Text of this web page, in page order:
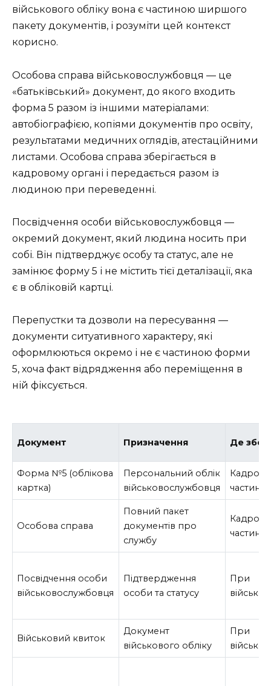
військового обліку вона є частиною ширшого
пакету документів, і розуміти цей контекст
корисно.
Особова справа військовослужбовця — це
«батьківський» документ, до якого входить
форма 5 разом із іншими матеріалами:
автобіографією, копіями документів про освіту,
результатами медичних оглядів, атестаційними
листами. Особова справа зберігається в
кадровому органі і передається разом із
людиною при переведенні.
Посвідчення особи військовослужбовця —
окремий документ, який людина носить при
собі. Він підтверджує особу та статус, але не
замінює форму 5 і не містить тієї деталізації, яка
є в обліковій картці.
Перепустки та дозволи на пересування —
документи ситуативного характеру, які
оформлюються окремо і не є частиною форми
5, хоча факт відрядження або переміщення в
ній фіксується.
Документ Призначення Де
Форма №5 (облікова
картка)
Персональний облік
військовослужбовця
частини
Особова справа
Повний пакет
документів про
службу
частини
Посвідчення особи
військовослужбовця
Підтвердження
особи та статусу
При
Військовий квиток
Документ
військового обліку
При